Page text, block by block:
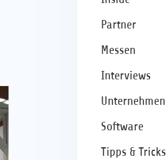
Partner
Messen
Interviews
Unternehmen
Software
Tipps & Tricks